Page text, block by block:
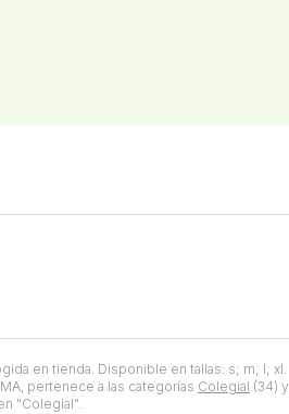
en tienda. Disponible en tallas: s; m; l; xl.
pertenece a las categorías Colegial (34) y
"Colegial".